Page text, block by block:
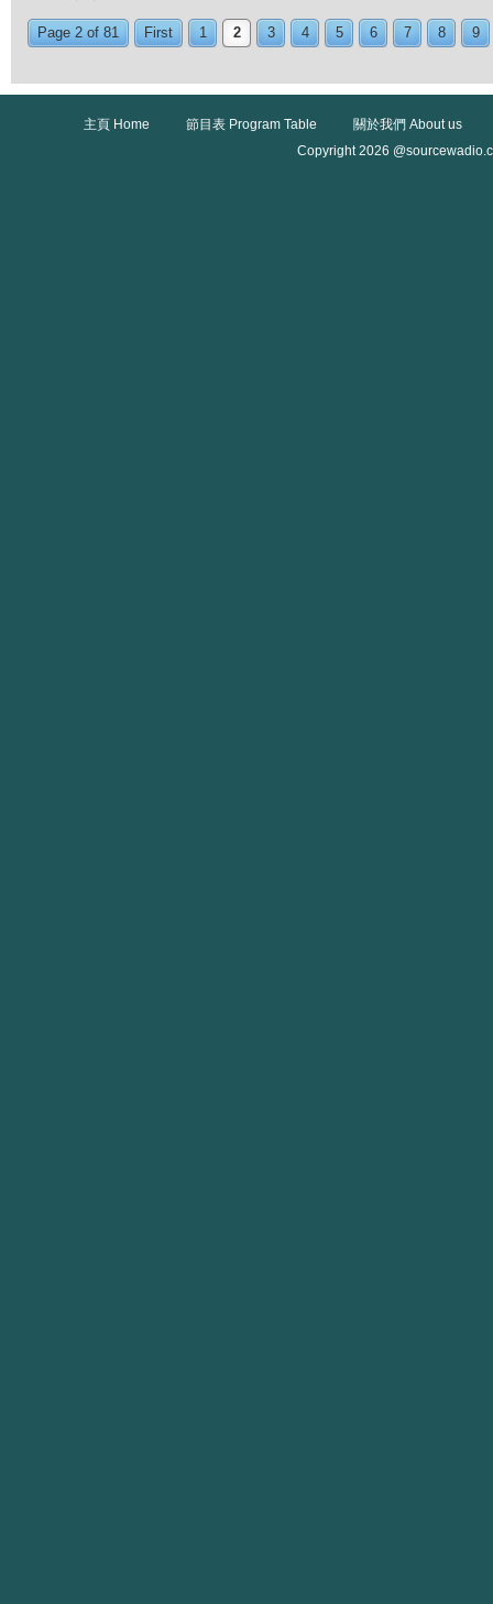
Page 2 of 81 First 1 2 3 4 5 6 7 8 9
主頁 Home 節目表 Program Table
關於我們 About us
Copyright 2026